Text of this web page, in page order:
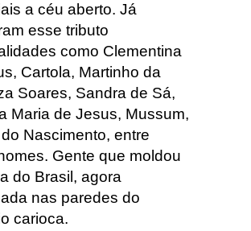
a céu aberto. Já
esse tributo
como Clementina
Cartola, Martinho da
Soares, Sandra de Sá,
Maria de Jesus, Mussum,
Nascimento, entre
Gente que moldou
do Brasil, agora
nas paredes do
carioca.